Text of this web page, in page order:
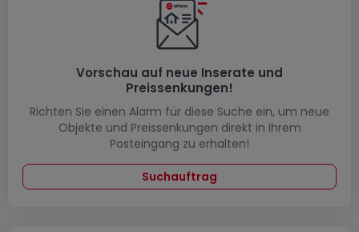
Vorschau auf neue Inserate und
Preissenkungen!
Richten Sie einen Alarm für diese Suche ein, um neue
Objekte und Preissenkungen direkt in Ihrem
Posteingang zu erhalten!
Suchauftrag